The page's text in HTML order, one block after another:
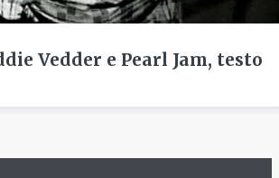
Vedder e Pearl Jam, testo